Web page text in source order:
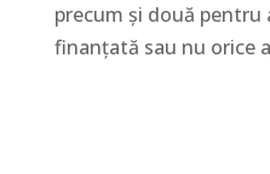
precum și două pentru
finanțată sau nu orice